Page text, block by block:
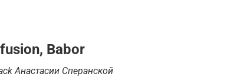
Babor
Анастасии Сперанской